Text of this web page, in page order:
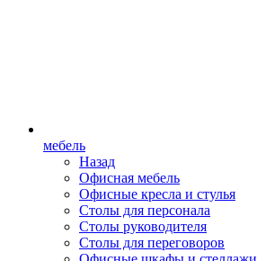
мебель
Назад
Офисная мебель
Офисные кресла и стулья
Столы для персонала
Столы руководителя
Столы для переговоров